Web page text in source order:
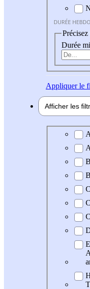
DURÉE
Durée
Appliquerle
Afficher les
Domaine